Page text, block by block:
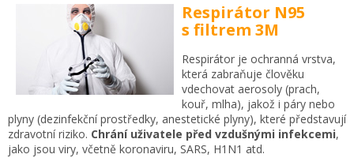
Respirátor N95
s filtrem 3M
Respirátor je ochranná vrstva,
která zabraňuje člověku
vdechovat aerosoly (prach,
kouř, mlha), jakož i páry nebo
plyny (dezinfekční prostředky, anestetické plyny), které představují
zdravotní riziko. Chrání uživatele před vzdušnými infekcemi,
jako jsou viry, včetně koronaviru, SARS, H1N1 atd.